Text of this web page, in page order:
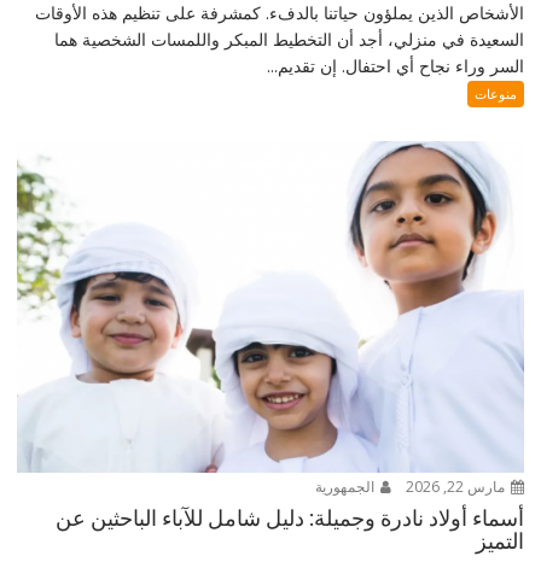
الأشخاص الذين يملؤون حياتنا بالدفء. كمشرفة على تنظيم هذه الأوقات
السعيدة في منزلي، أجد أن التخطيط المبكر واللمسات الشخصية هما
السر وراء نجاح أي احتفال. إن تقديم...
منوعات
مارس 22, 2026 الجمهورية
أسماء أولاد نادرة وجميلة: دليل شامل للآباء الباحثين عن
التميز